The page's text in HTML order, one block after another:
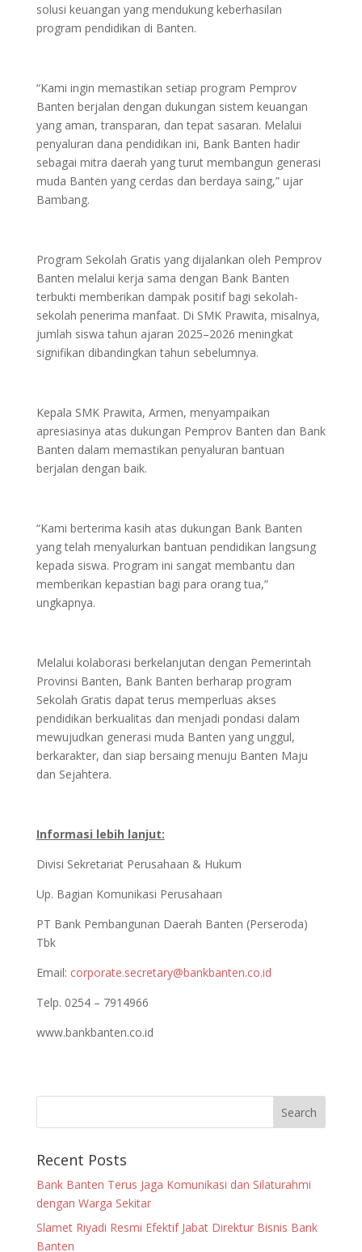
solusi keuangan yang mendukung keberhasilan
program pendidikan di Banten.
“Kami ingin memastikan setiap program Pemprov
Banten berjalan dengan dukungan sistem keuangan
yang aman, transparan, dan tepat sasaran. Melalui
penyaluran dana pendidikan ini, Bank Banten hadir
sebagai mitra daerah yang turut membangun generasi
muda Banten yang cerdas dan berdaya saing,” ujar
Bambang.
Program Sekolah Gratis yang dijalankan oleh Pemprov
Banten melalui kerja sama dengan Bank Banten
terbukti memberikan dampak positif bagi sekolah-
sekolah penerima manfaat. Di SMK Prawita, misalnya,
jumlah siswa tahun ajaran 2025–2026 meningkat
signifikan dibandingkan tahun sebelumnya.
Kepala SMK Prawita, Armen, menyampaikan
apresiasinya atas dukungan Pemprov Banten dan Bank
Banten dalam memastikan penyaluran bantuan
berjalan dengan baik.
“Kami berterima kasih atas dukungan Bank Banten
yang telah menyalurkan bantuan pendidikan langsung
kepada siswa. Program ini sangat membantu dan
memberikan kepastian bagi para orang tua,”
ungkapnya.
Melalui kolaborasi berkelanjutan dengan Pemerintah
Provinsi Banten, Bank Banten berharap program
Sekolah Gratis dapat terus memperluas akses
pendidikan berkualitas dan menjadi pondasi dalam
mewujudkan generasi muda Banten yang unggul,
berkarakter, dan siap bersaing menuju Banten Maju
dan Sejahtera.
Informasi lebih lanjut:
Divisi Sekretariat Perusahaan & Hukum
Up. Bagian Komunikasi Perusahaan
PT Bank Pembangunan Daerah Banten (Perseroda)
Tbk
Email: corporate.secretary@bankbanten.co.id
Telp. 0254 – 7914966
www.bankbanten.co.id
Recent Posts
Bank Banten Terus Jaga Komunikasi dan Silaturahmi
dengan Warga Sekitar
Slamet Riyadi Resmi Efektif Jabat Direktur Bisnis Bank
Banten